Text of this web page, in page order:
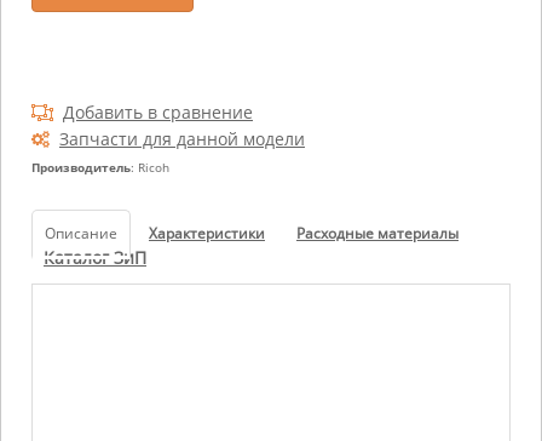
Добавить в сравнение
Запчасти для данной модели
Производитель: Ricoh
Описание Характеристики Расходные материалы
Каталог ЗиП